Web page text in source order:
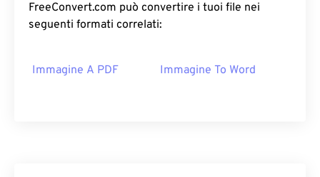
FreeConvert.com può convertire i tuoi file nei
seguenti formati correlati:
Immagine A PDF Immagine To Word